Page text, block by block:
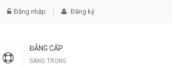
Đăng nhập Đăng ký
ĐẲNG CẤP
SANG TRỌNG